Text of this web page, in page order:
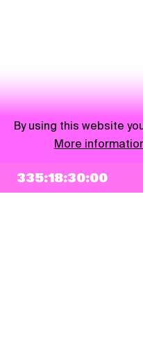
335:18:30:00
By using this website
More